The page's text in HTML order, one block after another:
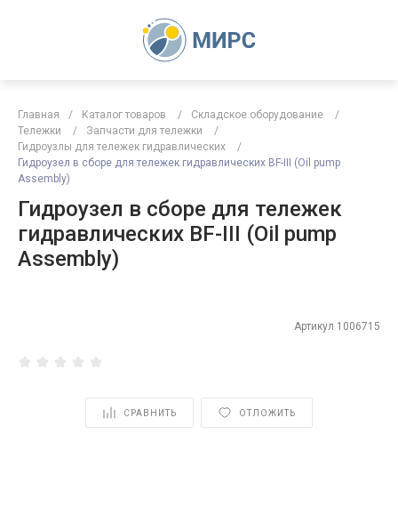
Главная / Каталог товаров / Складское оборудование
/
Тележки
/ Запчасти для тележки
/
Гидроузлы для тележек гидравлических
/
Гидроузел в сборе для тележек гидравлических BF-III (Oil pump
Assembly)
Гидроузел в сборе для тележек
гидравлических BF-III (Oil pump
Assembly)
Артикул 1006715
СРАВНИТЬ ОТЛОЖИТЬ